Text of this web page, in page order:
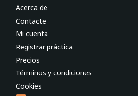
Acerca de
Contacte
Mi cuenta
Registrar práctica
Precios
Términos y condiciones
Cookies